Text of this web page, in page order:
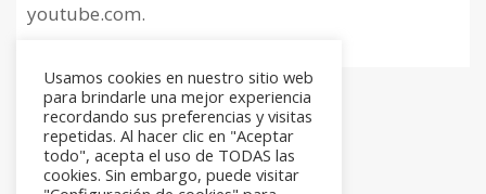
youtube.com.
Usamos cookies en nuestro sitio web
para brindarle una mejor experiencia
recordando sus preferencias y visitas
repetidas. Al hacer clic en "Aceptar
todo", acepta el uso de TODAS las
cookies. Sin embargo, puede visitar